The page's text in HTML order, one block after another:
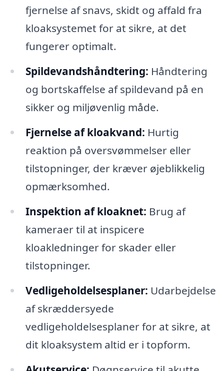
fjernelse af snavs, skidt og affald fra
kloaksystemet for at sikre, at det
fungerer optimalt.
Spildevandshåndtering: Håndtering
og bortskaffelse af spildevand på en
sikker og miljøvenlig måde.
Fjernelse af kloakvand: Hurtig
reaktion på oversvømmelser eller
tilstopninger, der kræver øjeblikkelig
opmærksomhed.
Inspektion af kloaknet: Brug af
kameraer til at inspicere
kloakledninger for skader eller
tilstopninger.
Vedligeholdelsesplaner: Udarbejdelse
af skræddersyede
vedligeholdelsesplaner for at sikre, at
dit kloaksystem altid er i topform.